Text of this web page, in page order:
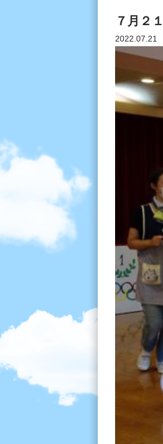
７月２
2022.07.21